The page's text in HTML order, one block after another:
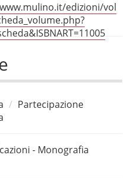
edizioni/vol
Partecipazione
- Monografia